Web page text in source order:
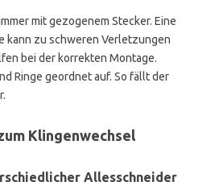
mit gezogenem Stecker. Eine
kann zu schweren Verletzungen
bei der korrekten Montage.
Ringe geordnet auf. So fällt der
Klingenwechsel
Allesschneider